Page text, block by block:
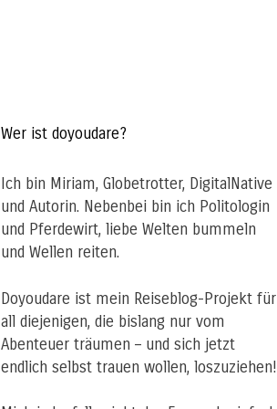
Wer ist doyoudare?
Ich bin Miriam, Globetrotter, DigitalNative
und Autorin. Nebenbei bin ich Politologin
und Pferdewirt, liebe Welten bummeln
und Wellen reiten.
Doyoudare ist mein Reiseblog-Projekt für
all diejenigen, die bislang nur vom
Abenteuer träumen – und sich jetzt
endlich selbst trauen wollen, loszuziehen!